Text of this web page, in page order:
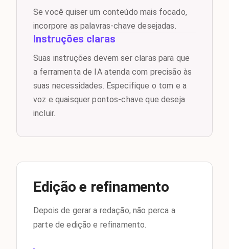
Se você quiser um conteúdo mais focado,
incorpore as palavras-chave desejadas.
Instruções claras
Suas instruções devem ser claras para que
a ferramenta de IA atenda com precisão às
suas necessidades. Especifique o tom e a
voz e quaisquer pontos-chave que deseja
incluir.
Edição e refinamento
Depois de gerar a redação, não perca a
parte de edição e refinamento.